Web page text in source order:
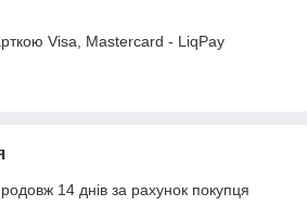
Visa, Mastercard - LiqPay
14 днів за рахунок покупця